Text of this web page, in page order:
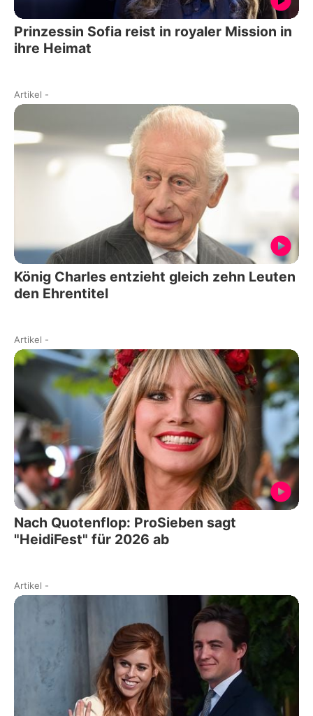
Prinzessin Sofia reist in royaler Mission in
ihre Heimat
Artikel -
König Charles entzieht gleich zehn Leuten
den Ehrentitel
Artikel -
Nach Quotenflop: ProSieben sagt
"HeidiFest" für 2026 ab
Artikel -